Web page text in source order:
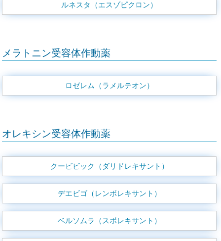
ルネスタ（エスゾピクロン）
メラトニン受容体作動薬
ロゼレム（ラメルテオン）
オレキシン受容体作動薬
クービビック（ダリドレキサント）
デエビゴ（レンボレキサント）
ベルソムラ（スボレキサント）